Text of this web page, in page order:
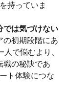
持っていま
では気づけない
の初期段階にあ
で悩むより、
職の秘訣であ
ト体験につな